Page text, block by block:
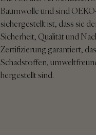
Baumwolle und sind
sichergestellt ist, dass sie
Sicherheit, Qualität und
Zertifizierung garantiert,
Schadstoffen,
hergestellt sind.